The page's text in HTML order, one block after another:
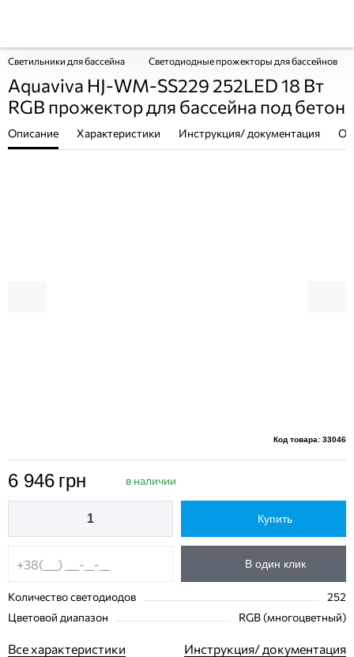
Светильники для бассейна Светодиодные прожекторы для бассейнов
Aquaviva HJ-WM-SS229 252LED 18 Вт
RGB прожектор для бассейна под бетон
Описание Характеристики Инструкция/ документация
Код товара: 33046
6 946 грн в наличии
Купить
В один клик
Количество светодиодов
252
Цветовой диапазон
RGB (многоцветный)
Все характеристики Инструкция/ документация